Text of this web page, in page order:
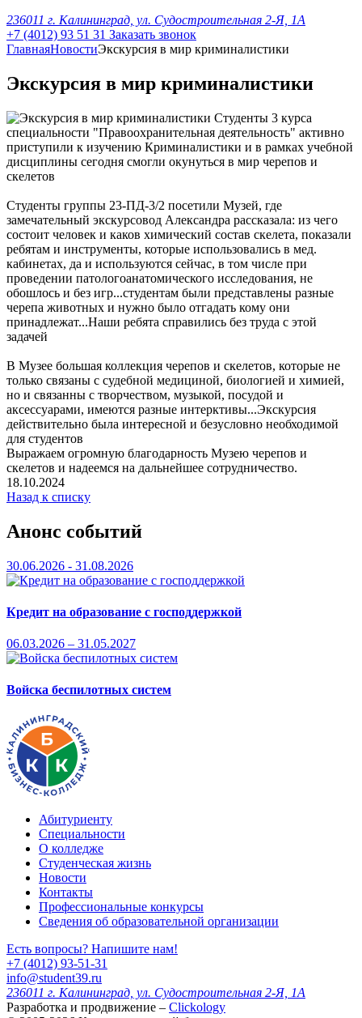
236011 г. Калининград, ул. Судостроительная 2-Я, 1А
+7 (4012) 93 51 31 Заказать звонок
ГлавнаяНовостиЭкскурсия в мир криминалистики
Экскурсия в мир криминалистики
Студенты 3 курса
специальности "Правоохранительная деятельность" активно
приступили к изучению Криминалистики и в рамках учебной
дисциплины сегодня смогли окунуться в мир черепов и
скелетов
Студенты группы 23-ПД-3/2 посетили Музей, где
замечательный экскурсовод Александра рассказала: из чего
состоит человек и каков химический состав скелета, показали
ребятам и инструменты, которые использовались в мед.
кабинетах, да и используются сейчас, в том числе при
проведении патологоанатомического исследования, не
обошлось и без игр...студентам были представлены разные
черепа животных и нужно было отгадать кому они
принадлежат...Наши ребята справились без труда с этой
задачей
В Музее большая коллекция черепов и скелетов, которые не
только связаны с судебной медициной, биологией и химией,
но и связанны с творчеством, музыкой, посудой и
аксессуарами, имеются разные интерктивы...Экскурсия
действительно была интересной и безусловно необходимой
для студентов
Выражаем огромную благодарность Музею черепов и
скелетов и надеемся на дальнейшее сотрудничество.
18.10.2024
Назад к списку
Анонс событий
30.06.2026 - 31.08.2026
Кредит на образование с господдержкой
06.03.2026 – 31.05.2027
Войска беспилотных систем
Абитуриенту
Специальности
О колледже
Студенческая жизнь
Новости
Контакты
Профессиональные конкурсы
Сведения об образовательной организации
Есть вопросы? Напишите нам!
+7 (4012) 93-51-31
info@student39.ru
236011 г. Калининград, ул. Судостроительная 2-Я, 1А
Разработка и продвижение – Clickology